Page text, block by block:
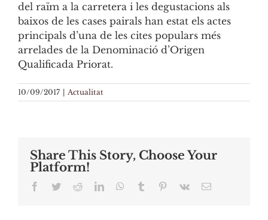
del raïm a la carretera i les degustacions als
baixos de les cases pairals han estat els actes
principals d’una de les cites populars més
arrelades de la Denominació d’Origen
Qualificada Priorat.
10/09/2017 | Actualitat
Share This Story, Choose Your
Platform!
Facebook
TwitterRedditLinkedInWhatsApp
Tumblr Pinterest
Vk Email: